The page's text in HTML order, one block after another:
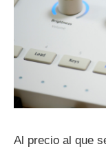
Al precio al que